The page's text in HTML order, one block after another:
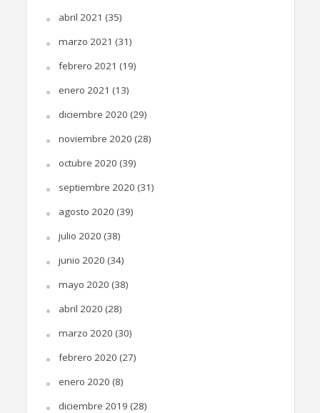
abril 2021 (35)
marzo 2021 (31)
febrero 2021 (19)
enero 2021 (13)
diciembre 2020 (29)
noviembre 2020 (28)
octubre 2020 (39)
septiembre 2020 (31)
agosto 2020 (39)
julio 2020 (38)
junio 2020 (34)
mayo 2020 (38)
abril 2020 (28)
marzo 2020 (30)
febrero 2020 (27)
enero 2020 (8)
diciembre 2019 (28)